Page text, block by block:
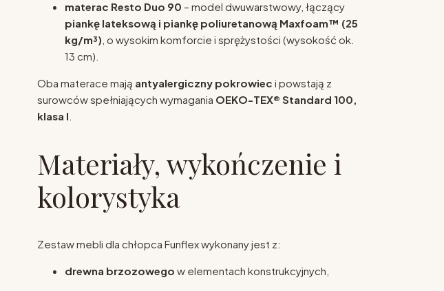
materac Resto Duo 90 – model dwuwarstwowy, łączący
piankę lateksową i piankę poliuretanową Maxfoam™ (25
kg/m³) , o wysokim komforcie i sprężystości (wysokość ok.
13 cm).
Oba materace mają antyalergiczny pokrowiec i powstają z
surowców spełniających wymagania OEKO-TEX® Standard 100,
klasa I
Materiały, wykończenie i
kolorystyka
Zestaw mebli dla chłopca Funflex wykonany jest z:
drewna brzozowego w elementach konstrukcyjnych,